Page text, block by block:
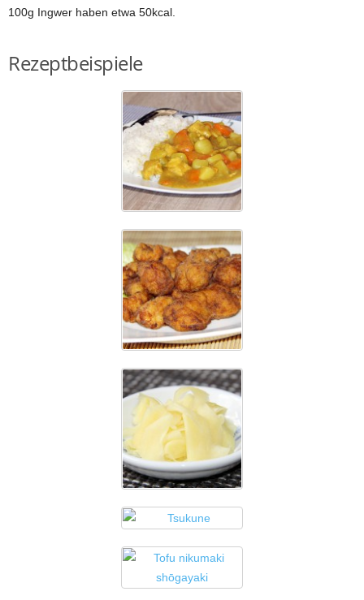
100g Ingwer haben etwa 50kcal.
Rezeptbeispiele